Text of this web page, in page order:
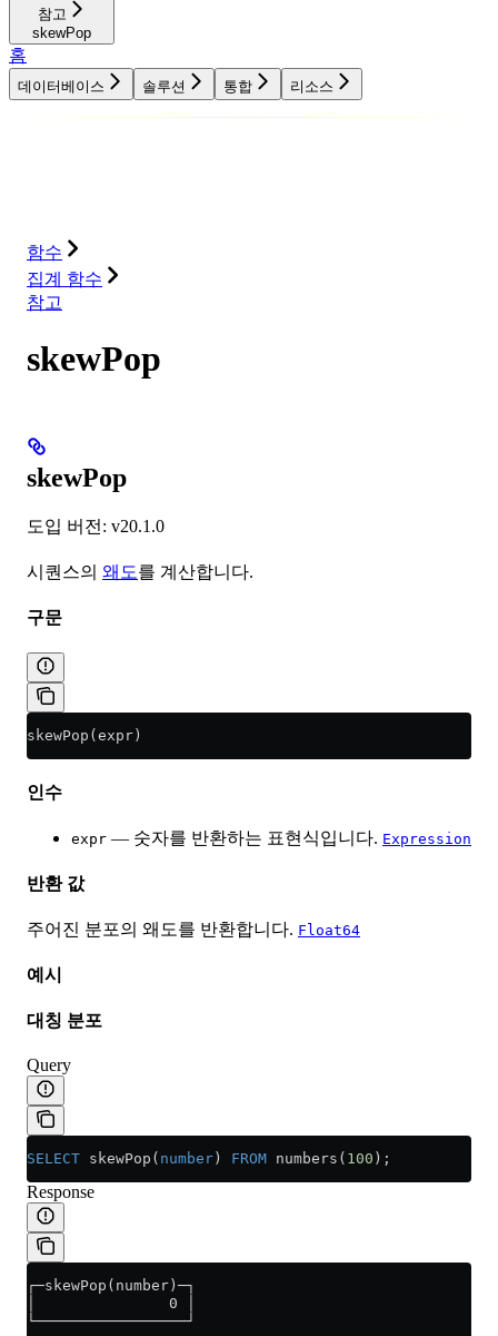
참고
skewPop
홈
데이터베이스 솔루션 통합 리소스
함수
집계 함수
참고
skewPop
skewPop
도입 버전: v20.1.0
시퀀스의 왜도를 계산합니다.
구문
skewPop(expr)
인수
expr — 숫자를 반환하는 표현식입니다. Expression
반환 값
주어진 분포의 왜도를 반환합니다. Float64
예시
대칭 분포
Query
SELECT skewPop( number ) FROM numbers( 100 );
Response
┌─skewPop(number)─┐
│               0 │
└─────────────────┘